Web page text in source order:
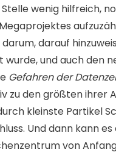
wenig hilfreich,
darauf
und auch den
Gefahren der
zu den größten
kleinste Partikel
Und dann kann
von